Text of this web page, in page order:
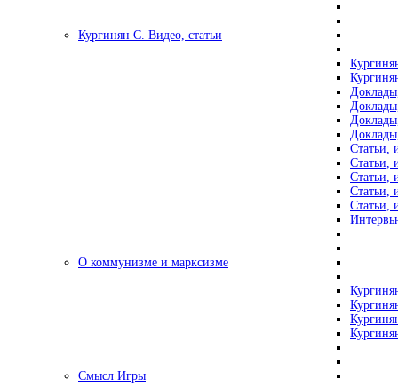
Кургинян С. Видео, статьи
Статьи,
Статьи,
Статьи,
Статьи,
Статьи,
О коммунизме и марксизме
Смысл Игры